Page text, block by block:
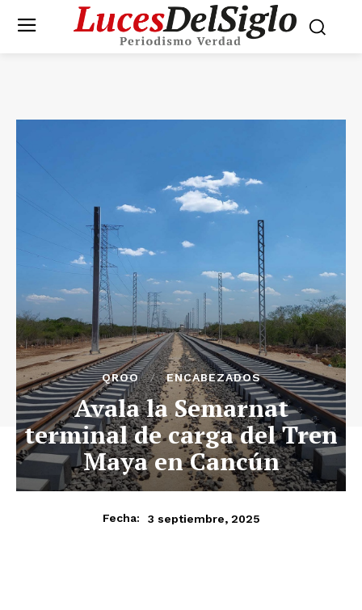
QROO ENCABEZADOS
Avala la Semarnat
terminal de carga del Tren
Maya en Cancún
Fecha: 3 septiembre, 2025